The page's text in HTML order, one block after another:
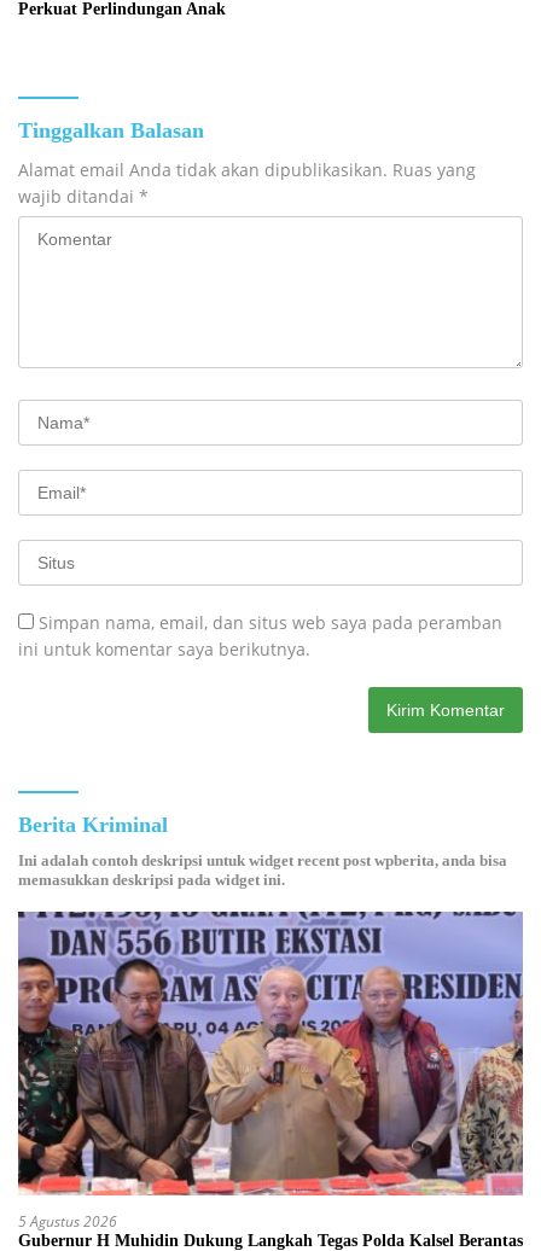
Perkuat Perlindungan Anak
Tinggalkan Balasan
Alamat email Anda tidak akan dipublikasikan. Ruas yang
wajib ditandai *
Simpan nama, email, dan situs web saya pada peramban
ini untuk komentar saya berikutnya.
Berita Kriminal
Ini adalah contoh deskripsi untuk widget recent post wpberita, anda bisa
memasukkan deskripsi pada widget ini.
5 Agustus 2026
Gubernur H Muhidin Dukung Langkah Tegas Polda Kalsel Berantas